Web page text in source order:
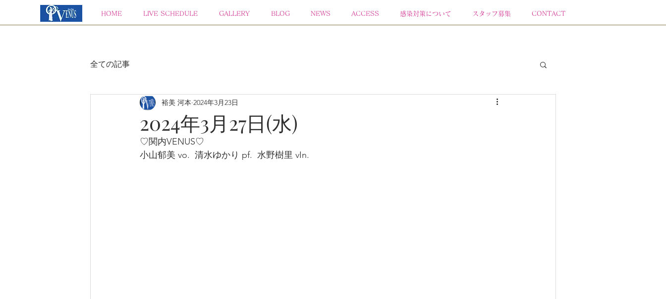
HOME LIVE SCHEDULE GALLERY BLOG NEWS ACCESS 感染対策について スタッフ募集 CONTACT
全ての記事
2024年3月27日(水)
裕美 河本 2024年3月23日
♡関内VENUS♡
小山郁美 vo.  清水ゆかり pf.  水野樹里 vIn.